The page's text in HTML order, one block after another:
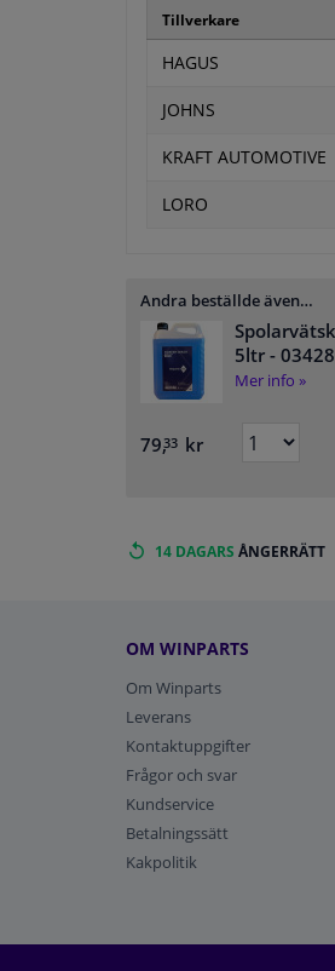
Tillverkare
HAGUS
JOHNS
KRAFT AUTOMOTIVE
LORO
Andra beställde även…
5ltr -
Mer info »
79,33 kr
14 DAGARS ÅNGERRÄTT
OM WINPARTS
Om Winparts
Leverans
Kontaktuppgifter
Frågor och svar
Kundservice
Betalningssätt
Kakpolitik